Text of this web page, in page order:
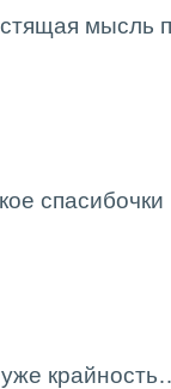
мысль
спасибочки